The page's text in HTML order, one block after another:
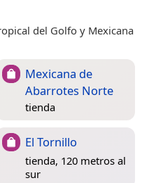
del Golfo y Mexicana
Mexicana de
Abarrotes Norte
tienda
El Tornillo
tienda, 120 metros al
sur